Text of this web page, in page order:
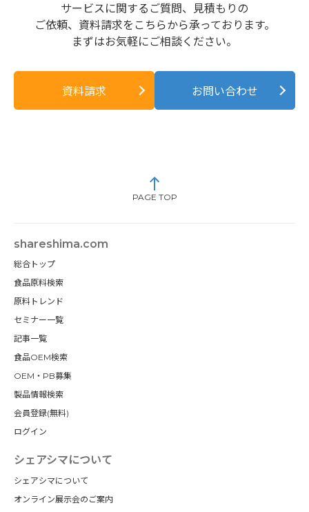
サービスに関するご質問、見積もりの
ご依頼、資料請求をこちらから承っております。
まずはお気軽にご相談ください。
資料請求 お問い合わせ
PAGE TOP
shareshima.com
総合トップ
食品原料検索
原料トレンド
セミナー一覧
記事一覧
食品OEM検索
OEM・PB募集
製品情報検索
会員登録(無料)
ログイン
シェアシマについて
シェアシマについて
オンライン展示会のご案内